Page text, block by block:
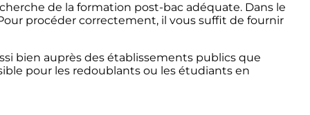
de la formation post-bac adéquate. Dans le
procéder correctement, il vous suffit de fournir
bien auprès des établissements publics que
pour les redoublants ou les étudiants en